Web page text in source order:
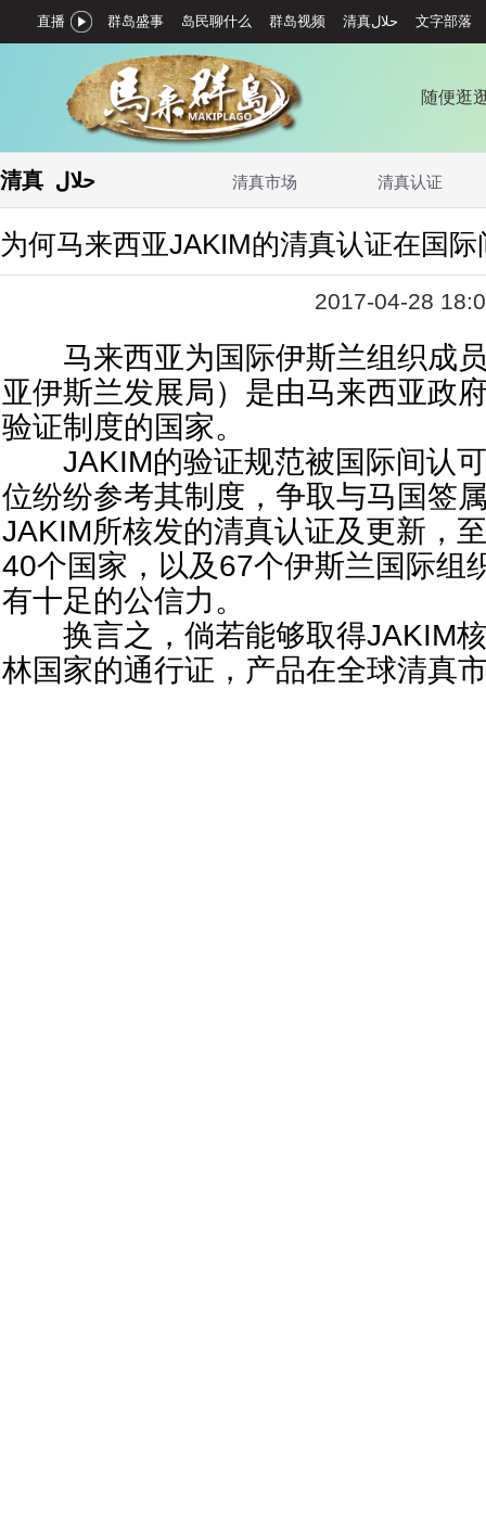
直播 群岛盛事 岛民聊什么 群岛视频 文字部落
随便逛
清真市场 清真认证
为何马来西亚JAKIM的清真认证在国
2017-04-28
马来西亚为国际伊斯兰组织成员
亚伊斯兰发展局）是由马来西亚政
验证制度的国家。
JAKIM的验证规范被国际间认可
位纷纷参考其制度，争取与马国签
JAKIM所核发的清真认证及更新，
40个国家，以及67个伊斯兰国际组
有十足的公信力。
换言之，倘若能够取得JAKIM核
林国家的通行证，产品在全球清真